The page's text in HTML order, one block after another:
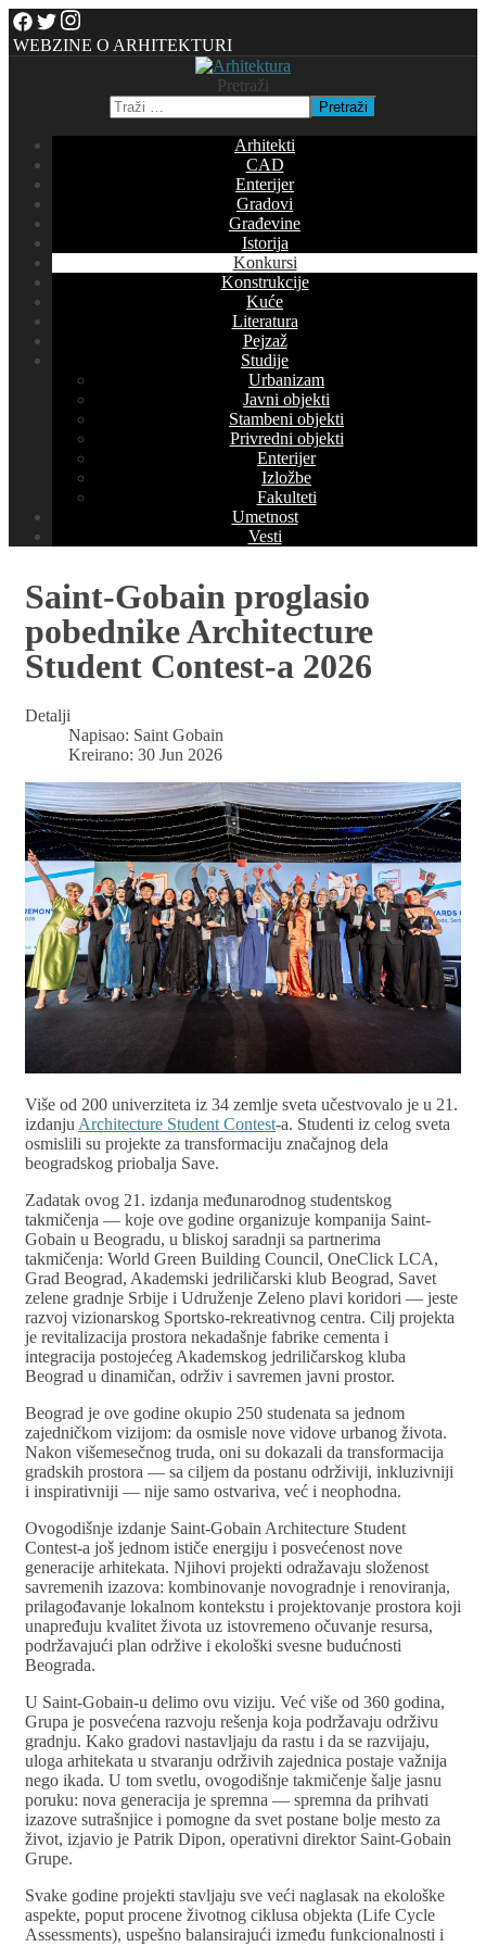
WEBZINE O ARHITEKTURI
Pretraži
Pretraži
Arhitekti
CAD
Enterijer
Gradovi
Građevine
Istorija
Konkursi
Konstrukcije
Kuće
Literatura
Pejzaž
Studije
Urbanizam
Javni objekti
Stambeni objekti
Privredni objekti
Enterijer
Izložbe
Fakulteti
Umetnost
Vesti
Saint-Gobain proglasio
pobednike Architecture
Student Contest-a 2026
Detalji
Napisao: Saint Gobain
Kreirano: 30 Jun 2026
Više od 200 univerziteta iz 34 zemlje sveta učestvovalo je u 21.
izdanju Architecture Student Contest-a. Studenti iz celog sveta
osmislili su projekte za transformaciju značajnog dela
beogradskog priobalja Save.
Zadatak ovog 21. izdanja međunarodnog studentskog
takmičenja — koje ove godine organizuje kompanija Saint-
Gobain u Beogradu, u bliskoj saradnji sa partnerima
takmičenja: World Green Building Council, OneClick LCA,
Grad Beograd, Akademski jedriličarski klub Beograd, Savet
zelene gradnje Srbije i Udruženje Zeleno plavi koridori — jeste
razvoj vizionarskog Sportsko-rekreativnog centra. Cilj projekta
je revitalizacija prostora nekadašnje fabrike cementa i
integracija postojećeg Akademskog jedriličarskog kluba
Beograd u dinamičan, održiv i savremen javni prostor.
Beograd je ove godine okupio 250 studenata sa jednom
zajedničkom vizijom: da osmisle nove vidove urbanog života.
Nakon višemesečnog truda, oni su dokazali da transformacija
gradskih prostora — sa ciljem da postanu održiviji, inkluzivniji
i inspirativniji — nije samo ostvariva, već i neophodna.
Ovogodišnje izdanje Saint-Gobain Architecture Student
Contest-a još jednom ističe energiju i posvećenost nove
generacije arhitekata. Njihovi projekti odražavaju složenost
savremenih izazova: kombinovanje novogradnje i renoviranja,
prilagođavanje lokalnom kontekstu i projektovanje prostora koji
unapređuju kvalitet života uz istovremeno očuvanje resursa,
podržavajući plan održive i ekološki svesne budućnosti
Beograda.
U Saint-Gobain-u delimo ovu viziju. Već više od 360 godina,
Grupa je posvećena razvoju rešenja koja podržavaju održivu
gradnju. Kako gradovi nastavljaju da rastu i da se razvijaju,
uloga arhitekata u stvaranju održivih zajednica postaje važnija
nego ikada. U tom svetlu, ovogodišnje takmičenje šalje jasnu
poruku: nova generacija je spremna — spremna da prihvati
izazove sutrašnjice i pomogne da svet postane bolje mesto za
život, izjavio je Patrik Dipon, operativni direktor Saint-Gobain
Grupe.
Svake godine projekti stavljaju sve veći naglasak na ekološke
aspekte, poput procene životnog ciklusa objekta (Life Cycle
Assessments), uspešno balansirajući između funkcionalnosti i